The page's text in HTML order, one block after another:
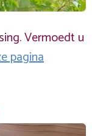
Vermoedt u
pagina